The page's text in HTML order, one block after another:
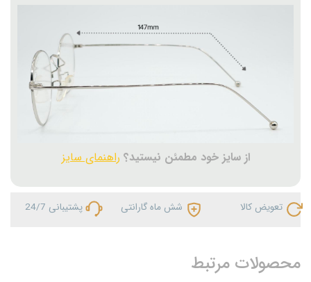
از سایز خود مطمئن نیستید؟ راهنمای سایز
تعویض کالا شش ماه گارانتی پشتیبانی 24/7
محصولات مرتبط